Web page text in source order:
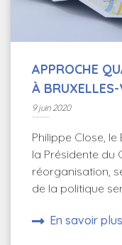
APPROCHE
À
9 juin 2020
Philippe Close,
la Présidente du
réorganisation,
de la politique
En savoir plus